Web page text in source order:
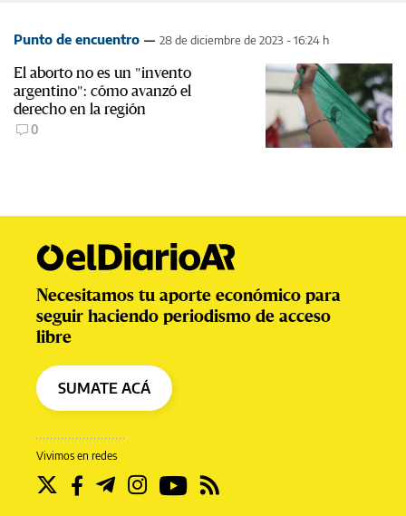
Punto de encuentro 28 de diciembre de 2023 - 16:24 h
El aborto no es un "invento
argentino": cómo avanzó el
derecho en la región
0
Vivimos en redes
Necesitamos tu aporte económico para
seguir haciendo periodismo de acceso
libre
SUMATE ACÁ